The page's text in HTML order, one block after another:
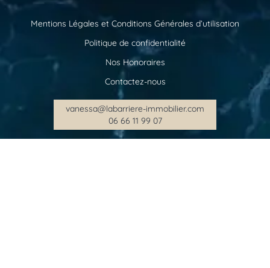
Mentions Légales et Conditions Générales d’utilisation
Politique de confidentialité
Nos Honoraires
Contactez-nous
vanessa@labarriere-immobilier.com
06 66 11 99 07